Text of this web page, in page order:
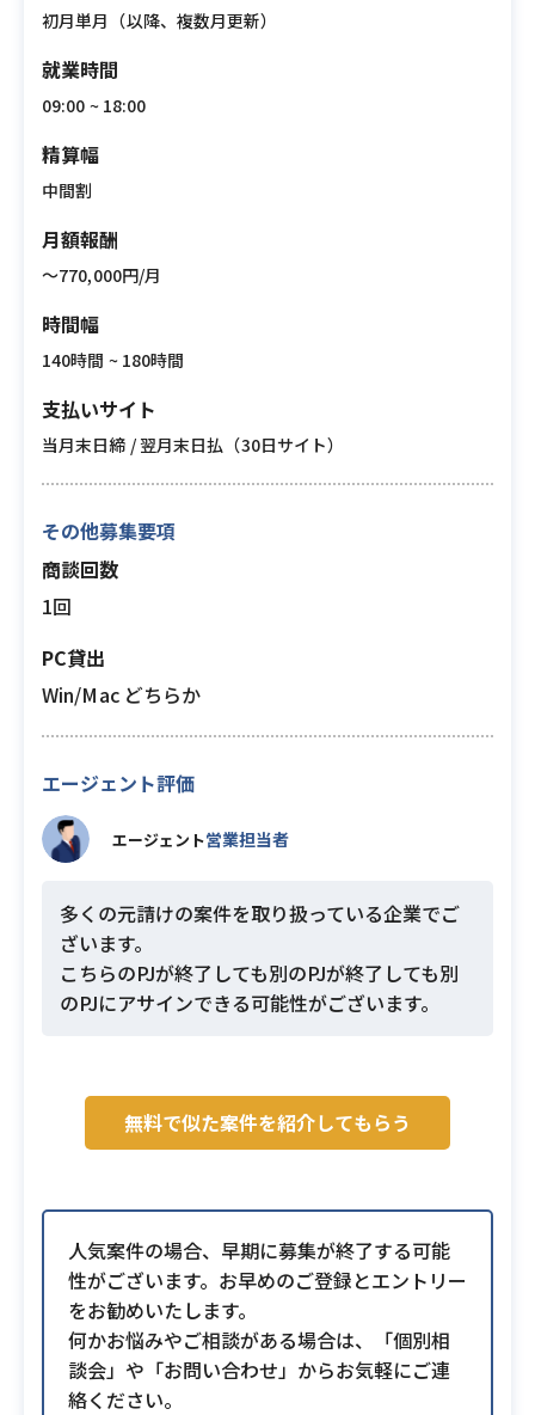
初月単月（以降、複数月更新）
就業時間
09:00 ~ 18:00
精算幅
中間割
月額報酬
〜770,000円/月
時間幅
140時間 ~ 180時間
支払いサイト
当月末日締 / 翌月末日払（30日サイト）
その他募集要項
商談回数
1回
PC貸出
Win/Mac どちらか
エージェント評価
エージェント営業担当者
多くの元請けの案件を取り扱っている企業でご
ざいます。
こちらのPJが終了しても別のPJが終了しても別
のPJにアサインできる可能性がございます。
無料で似た案件を紹介してもらう
人気案件の場合、早期に募集が終了する可能
性がございます。お早めのご登録とエントリー
をお勧めいたします。
何かお悩みやご相談がある場合は、「個別相
談会」や「お問い合わせ」からお気軽にご連
絡ください。